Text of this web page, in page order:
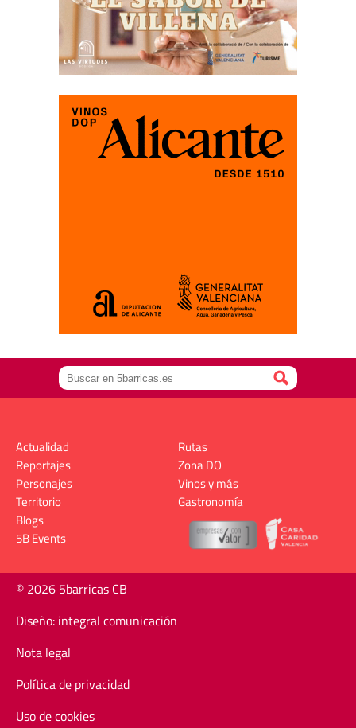
Actualidad
Reportajes
Personajes
Territorio
Rutas
Zona DO
Vinos y más
Gastronomía
Blogs
5B Events
© 2026 5barricas CB
Diseño: integral comunicación
Nota legal
Política de privacidad
Uso de cookies